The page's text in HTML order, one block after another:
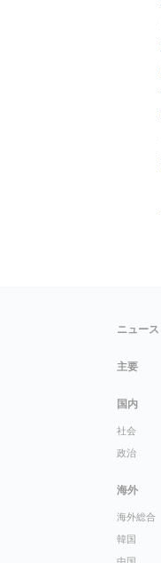
ニュー
主要
国内
社会
政治
海外
海外総合
韓国